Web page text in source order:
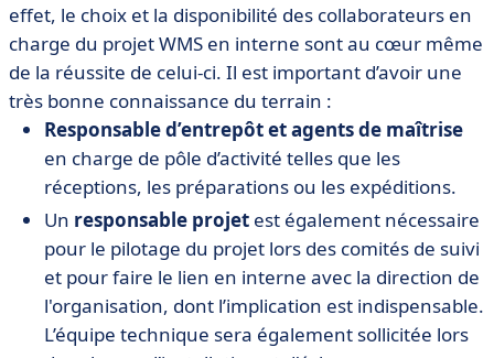
effet, le choix et la disponibilité des collaborateurs en
charge du projet WMS en interne sont au cœur même
de la réussite de celui-ci. Il est important d’avoir une
très bonne connaissance du terrain :
Responsable d’entrepôt et agents de maîtrise
en charge de pôle d’activité telles que les
réceptions, les préparations ou les expéditions.
Un responsable projet est également nécessaire
pour le pilotage du projet lors des comités de suivi
et pour faire le lien en interne avec la direction de
l'organisation, dont l’implication est indispensable.
L’équipe technique sera également sollicitée lors